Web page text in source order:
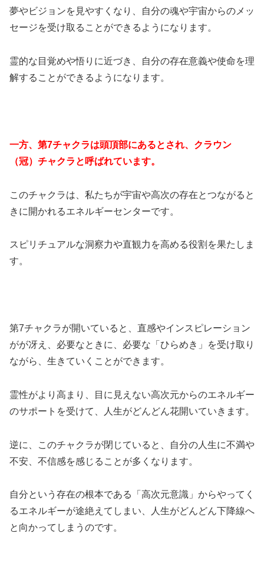
夢やビジョンを見やすくなり、自分の魂や宇宙からのメッ
セージを受け取ることができるようになります。
霊的な目覚めや悟りに近づき、自分の存在意義や使命を理
解することができるようになります。
一方、第7チャクラは頭頂部にあるとされ、クラウン
（冠）チャクラと呼ばれています。
このチャクラは、私たちが宇宙や高次の存在とつながると
きに開かれるエネルギーセンターです。
スピリチュアルな洞察力や直観力を高める役割を果たしま
す。
第7チャクラが開いていると、直感やインスピレーション
がが冴え、必要なときに、必要な「ひらめき」を受け取り
ながら、生きていくことができます。
霊性がより高まり、目に見えない高次元からのエネルギー
のサポートを受けて、人生がどんどん花開いていきます。
逆に、このチャクラが閉じていると、自分の人生に不満や
不安、不信感を感じることが多くなります。
自分という存在の根本である「高次元意識」からやってく
るエネルギーが途絶えてしまい、人生がどんどん下降線へ
と向かってしまうのです。